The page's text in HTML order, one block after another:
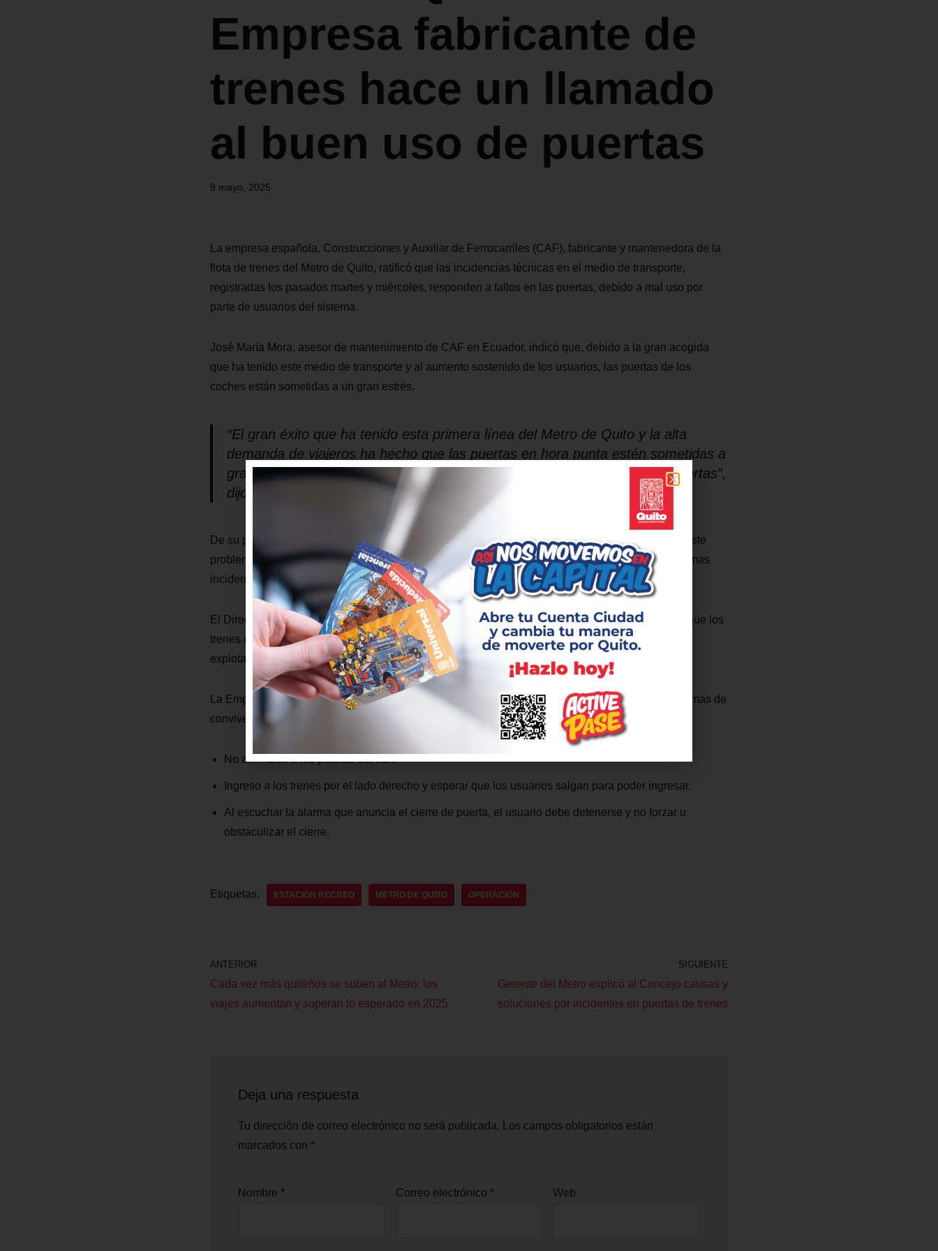
Empresa fabricante de
trenes hace un llamado
al buen uso de puertas
9 mayo, 2025
La empresa española, Construcciones y Auxiliar de Ferrocarriles (CAF), fabricante y mantenedora de la
flota de trenes del Metro de Quito, ratificó que las incidencias técnicas en el medio de transporte,
registradas los pasados martes y miércoles, responden a fallos en las puertas, debido a mal uso por
parte de usuarios del sistema.
José María Mora, asesor de mantenimiento de CAF en Ecuador, indicó que, debido a la gran acogida
que ha tenido este medio de transporte y al aumento sostenido de los usuarios, las puertas de los
coches están sometidas a un gran estrés.
“El gran éxito que ha tenido esta primera línea del Metro de Quito y la alta
demanda de viajeros ha hecho que las puertas en hora punta estén sometidas a
gran presión. CAF se encarga de tener, al día, el mantenimiento de las puertas”,
dijo José María Mora.
De su parte, Luis Jaramillo, director del proyecto Metro de Quito de CAF, en Ecuador, indicó que este
problema obedece a la alta demanda del servicio y que ellas fueron las que provocaron estas últimas
incidencias.
El Director exhortó a los usuarios a no arrimarse, ni forzar las puertas. Añadió que, en el caso de que los
trenes estén llenos, esperar al próximo. Ratificaron que este es un problema usual en todas las
explotaciones ferroviarias del mundo.
La Empresa Pública Metropolitana Meto de Quito (EPMMQ) invita a los usuarios a cumplir las normas de
convivencia positiva dentro del Metro de Quito:
No arrimarse a las puertas del tren.
Ingreso a los trenes por el lado derecho y esperar que los usuarios salgan para poder ingresar.
Al escuchar la alarma que anuncia el cierre de puerta, el usuario debe detenerse y no forzar u
obstaculizar el cierre.
Etiquetas: ESTACIÓN RECREO METRO DE QUITO OPERACIÓN
ANTERIOR
Cada vez más quiteños se suben al Metro: los
viajes aumentan y superan lo esperado en 2025
SIGUIENTE
Gerente del Metro explicó al Concejo causas y
soluciones por incidentes en puertas de trenes
Deja una respuesta
Tu dirección de correo electrónico no será publicada.
Los campos obligatorios están
marcados con *
Nombre * Correo electrónico * Web